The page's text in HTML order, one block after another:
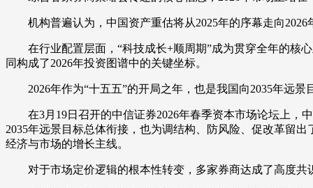
大国展会
CCTV.节目官网 直播 节目单 栏目 片库
机构普遍认为，中国资产重估将从2025年的序幕走向2026
在行业配置层面，“科技成长+顺周期”成为贯穿全年的核心
同构成了2026年投资图谱中的关键坐标。
2026年作为“十五五”的开局之年，也是我国向2035年远景
在3月19日召开的中信证券2026年春季资本市场论坛上，
2035年远景目标总体衔接，也为调结构、防风险、促改革留
经济与市场的增长主线。
对于市场定价逻辑的根本性转变，多家券商达成了高度共